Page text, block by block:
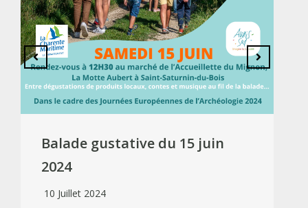
Balade gustative du 15 juin
2024
10 Juillet 2024